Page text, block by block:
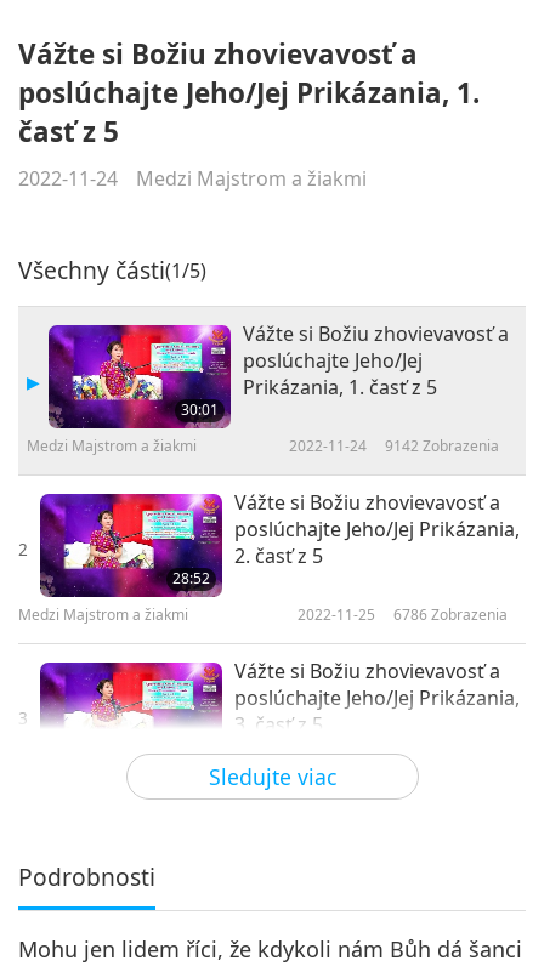
Vážte si Božiu zhovievavosť a
poslúchajte Jeho/Jej Prikázania, 1.
časť z 5
2022-11-24 Medzi Majstrom a žiakmi
Sledujte viac
Všechny části(1/5)
30:01
Vážte si Božiu zhovievavosť a
poslúchajte Jeho/Jej
Prikázania, 1. časť z 5
Medzi Majstrom a žiakmi 2022-11-24 9142 Zobrazenia
2
28:52
Vážte si Božiu zhovievavosť a
poslúchajte Jeho/Jej Prikázania,
2. časť z 5
Medzi Majstrom a žiakmi 2022-11-25 6786Zobrazenia
3
Vážte si Božiu zhovievavosť a
poslúchajte Jeho/Jej Prikázania,
3. časť z 5
Medzi Majstrom a žiakmi 2022-11-26 5924
4
30:23
Medzi Majstrom a žiakmi 2022-11-27 6333Zobrazenia
Podrobnosti
Mohu jen lidem říci, že kdykoli nám Bůh dá šanci